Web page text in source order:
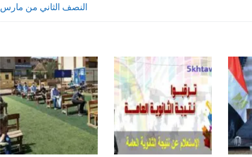
النصف الثاني من مارس